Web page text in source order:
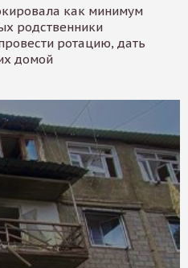
как минимум
родственники
ротацию, дать
домой